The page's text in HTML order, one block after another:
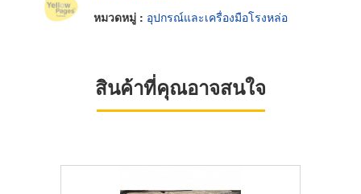
หมวดหมู่ : อุปกรณ์และเครื่องมือโรงหล่อ
สินค้าที่คุณอาจสนใจ